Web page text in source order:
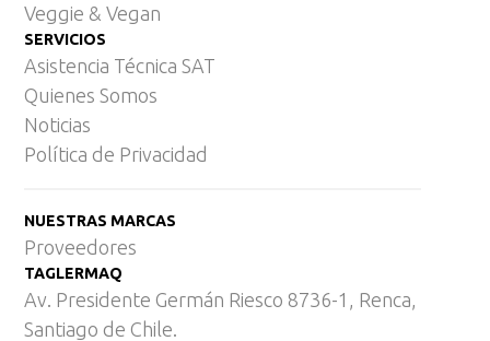
Veggie & Vegan
SERVICIOS
Asistencia Técnica SAT
Quienes Somos
Noticias
Política de Privacidad
NUESTRAS MARCAS
Proveedores
TAGLERMAQ
Av. Presidente Germán Riesco 8736-1, Renca,
Santiago de Chile.